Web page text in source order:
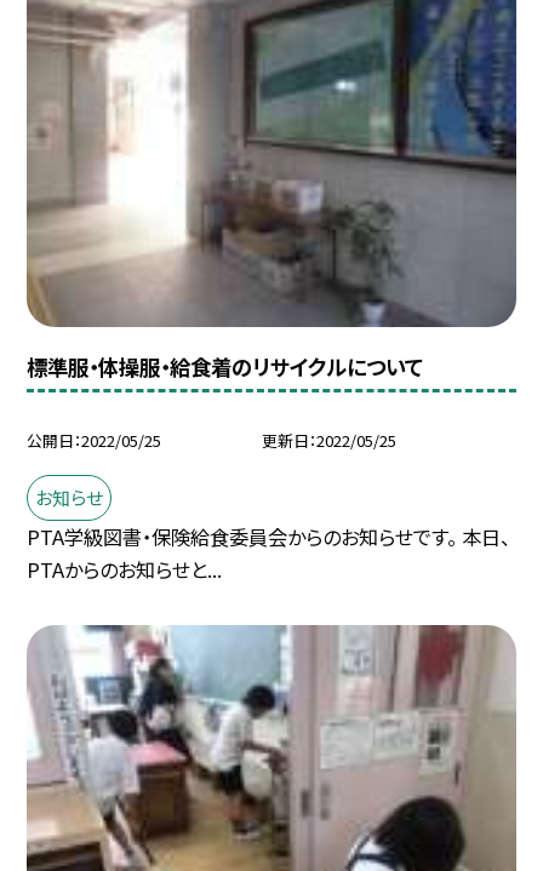
標準服・体操服・給食着のリサイクルについて
公開日 2022/05/25 更新日 2022/05/25
お知らせ
PTA学級図書・保険給食委員会からのお知らせです。 本日、
PTAからのお知らせと...